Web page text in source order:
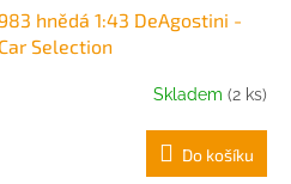
hnědá 1:43 DeAgostini -
Selection
Skladem (2 ks)
Do košíku